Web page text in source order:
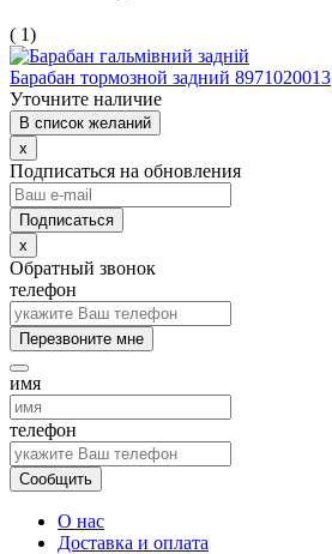
( 1)
Барабан тормозной задний 8971020013
Уточните наличие
В список желаний
x
Подписаться на обновления
x
Обратный звонок
телефон
Перезвоните мне
имя
телефон
Сообщить
О нас
Доставка и оплата